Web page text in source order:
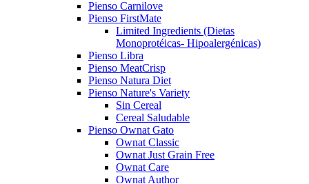
Pienso Carnilove
Pienso FirstMate
Limited Ingredients (Dietas
Monoprotéicas- Hipoalergénicas)
Pienso Libra
Pienso MeatCrisp
Pienso Natura Diet
Pienso Nature's Variety
Sin Cereal
Cereal Saludable
Pienso Ownat Gato
Ownat Classic
Ownat Just Grain Free
Ownat Care
Ownat Author